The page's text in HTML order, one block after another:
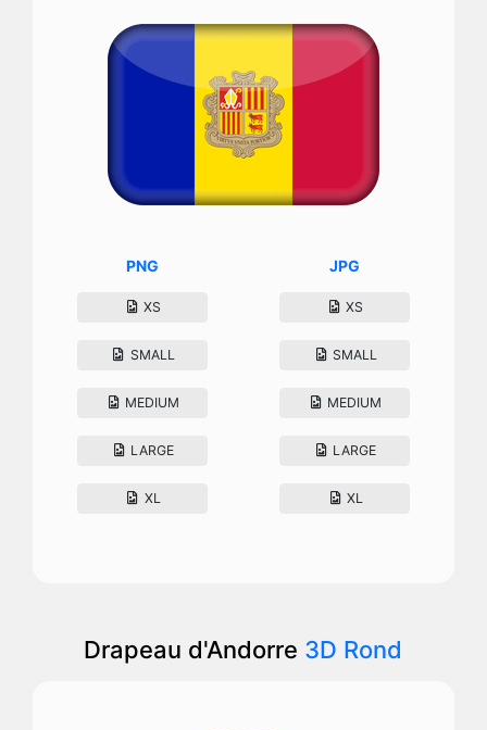
PNG
XS
SMALL
MEDIUM
LARGE
XL
JPG
XS
SMALL
MEDIUM
LARGE
XL
Drapeau d'Andorre 3D Rond